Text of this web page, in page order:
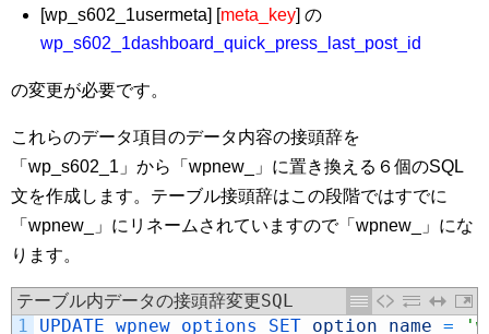
[wp_s602_1usermeta] [meta_key] の
wp_s602_1dashboard_quick_press_last_post_id
の変更が必要です。
これらのデータ項目のデータ内容の接頭辞を
「wp_s602_1」から「wpnew_」に置き換える６個のSQL
文を作成します。テーブル接頭辞はこの段階ではすでに
「wpnew_」にリネームされていますので「wpnew_」にな
ります。
テーブル内データの接頭辞変更SQL
1
UPDATE wpnew_options SET option_name =